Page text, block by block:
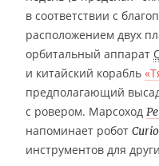
в соответствии с
расположением двух
орбитальный аппарат
и китайский корабль
предполагающий
с ровером. Марсоход
напоминает робот
инструментов для